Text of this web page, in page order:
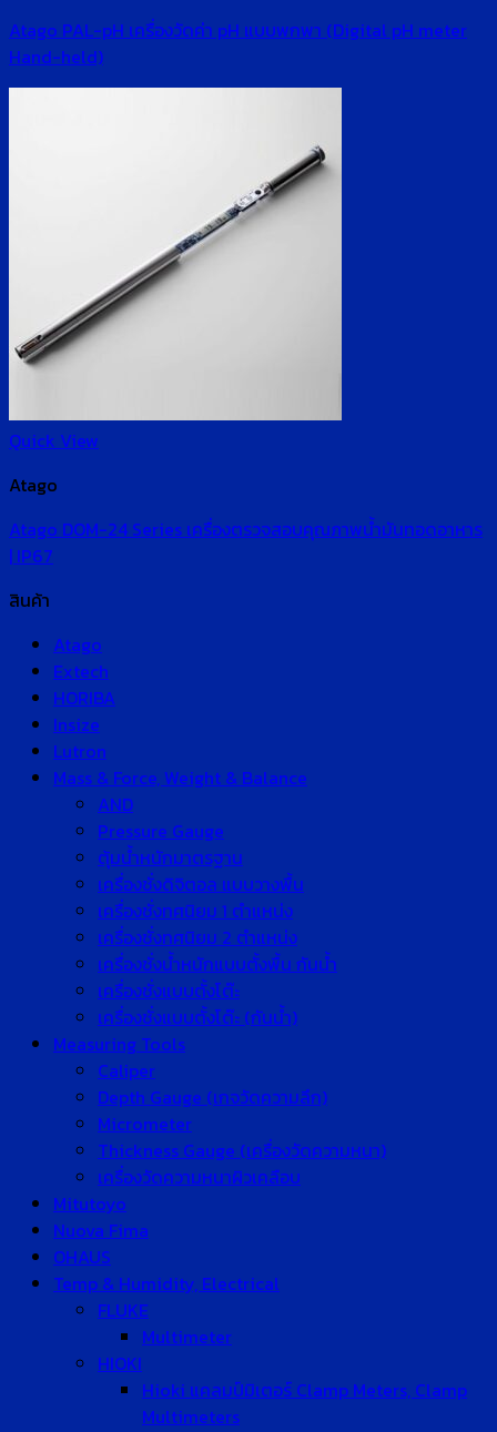
Atago PAL-pH เครื่องวัดค่า pH แบบพกพา (Digital pH meter
Hand-held)
Quick View
Atago
Atago DOM-24 Series เครื่องตรวจสอบคุณภาพน้ำมันทอดอาหาร
| IP67
สินค้า
Atago
Extech
HORIBA
Insize
Lutron
Mass & Force, Weight & Balance
AND
Pressure Gauge
ตุ้มน้ำหนักมาตรฐาน
เครื่องชั่งดิจิตอล แบบวางพื้น
เครื่องชั่งทศนิยม 1 ตำแหน่ง
เครื่องชั่งทศนิยม 2 ตำแหน่ง
เครื่องชั่งน้ำหนักแบบตั้งพื้น กันน้ำ
เครื่องชั่งแบบตั้งโต๊ะ
เครื่องชั่งแบบตั้งโต๊ะ (กันน้ำ)
Measuring Tools
Caliper
Depth Gauge (เกจวัดความลึก)
Micrometer
Thickness Gauge (เครื่องวัดความหนา)
เครื่องวัดความหนาผิวเคลือบ
Mitutoyo
Nuova Fima
OHAUS
Temp & Humidity, Electrical
FLUKE
Multimeter
HIOKI
Hioki แคลมป์มิเตอร์ Clamp Meters, Clamp
Multimeters